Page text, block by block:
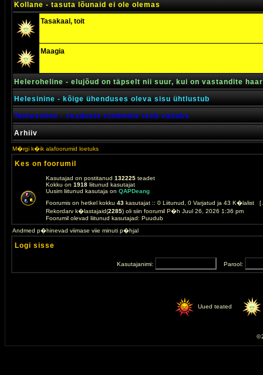
Kollane - tasuta lõunaid ei ole olemas
Tasakaal, toit
Maagia
Heleroheline - elujõud on täpselt nii suur, kui on vastandite
Helesinine - kõige ühenduses oleva sisu ühtlustub
Tumesinine - seaduste tundmine teeb vabaks
Arhiiv
M�rgi k�ik alafoorumid loetuks
Kes on foorumil
Kasutajad on postitanud 132225 teadet
Kokku on 1918 liitunud kasutajat
Uusim liitunud kasutaja on QAPDeang
Foorumis on hetkel kokku 43 kasutajat :: 0 Liitunud, 0 Varjatud ja 43 K�lalist [
Rekordarv k�lastajaid(2285) oli siin foorumil P�h Juul 26, 2026 1:36 pm
Foorumil olevad liitunud kasutajad: Puudub
Andmed p�hinevad viimase viie minuti p�hjal
Logi sisse
Kasutajanimi: Parool:
Uued teated
©